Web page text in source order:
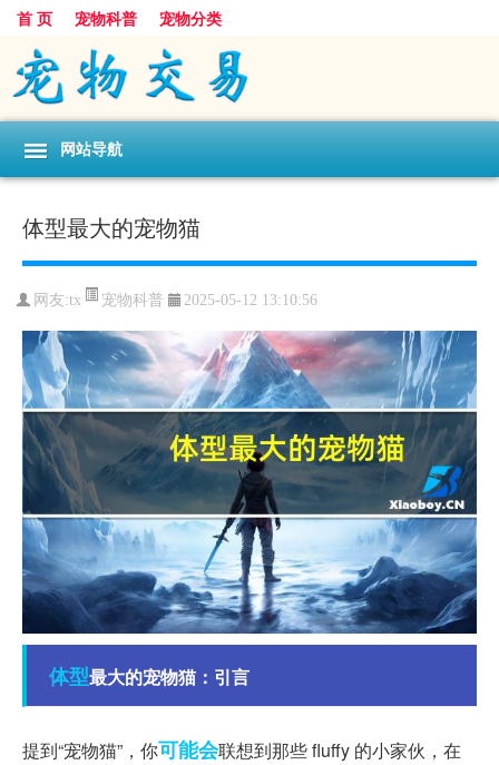
首 页 宠物科普 宠物分类
网站导航
体型最大的宠物猫
网友:tx 宠物科普 2025-05-12 13:10:56
体型最大的宠物猫：引言
提到“宠物猫”，你可能会联想到那些 fluffy 的小家伙，在